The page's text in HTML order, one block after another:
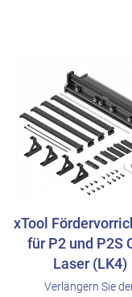
xTool
für P2 und P2S
Laser (LK4)
Verlängern Sie